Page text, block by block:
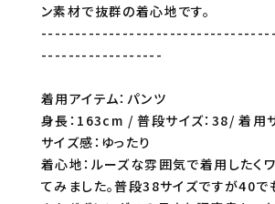
ン素材で抜群の着心地です。
------------------
着用アイテム：パンツ
身長：163cm / 普段サイズ：38/ 着用
サイズ感：ゆったり
着心地：ルーズな雰囲気で着用したく
てみました。普段38サイズですが40で